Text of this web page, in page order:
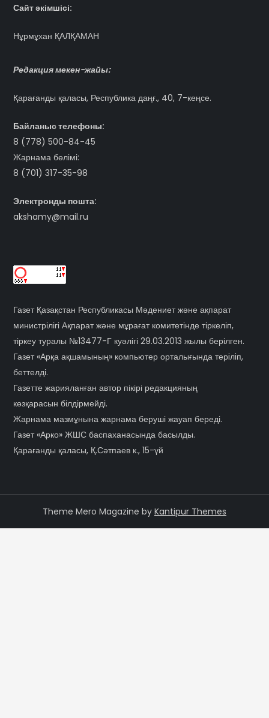
Сайт әкімшісі:
Нұрмұхан ҚАЛҚАМАН
Редакция мекен-жайы:
Қарағанды қаласы, Республика даңғ., 40, 7-кеңсе.
Байланыс телефоны:
8 (778) 500-84-45
Жарнама бөлімі:
8 (701) 317-35-98
Электронды пошта:
akshamy@mail.ru
Газет Қазақстан Республикасы Мәдениет және ақпарат
министрілігі Ақпарат және мұрағат комитетінде тіркеліп,
тіркеу туралы №13477-Г куәлігі 29.03.2013 жылы берілген.
Газет «Арқа ақшамының» компьютер орталығында терiлiп,
беттелді.
Газетте жарияланған автор пікірі редакцияның
көзқарасын білдірмейді.
Жарнама мазмұнына жарнама беруші жауап береді.
Газет «Арко» ЖШС баспаханасында басылды.
Қарағанды қаласы, Қ.Сәтпаев к., 15-үй
Theme Mero Magazine by Kantipur Themes